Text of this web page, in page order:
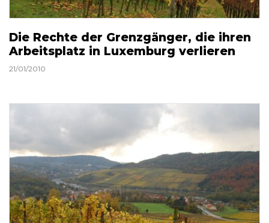
Die Rechte der Grenzgänger, die ihren
Arbeitsplatz in Luxemburg verlieren
21/01/2010